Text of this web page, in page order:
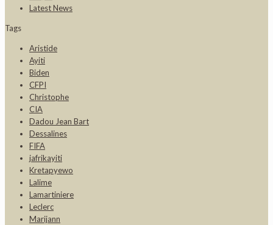
Latest News
Tags
Aristide
Ayiti
Biden
CFPI
Christophe
CIA
Dadou Jean Bart
Dessalines
FIFA
jafrikayiti
Kretapyewo
Lalime
Lamartiniere
Leclerc
Marijann